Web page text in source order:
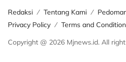
Redaksi Tentang Kami
Privacy Policy
Terms and
Copyright @ 2026 Mjnews.id. All